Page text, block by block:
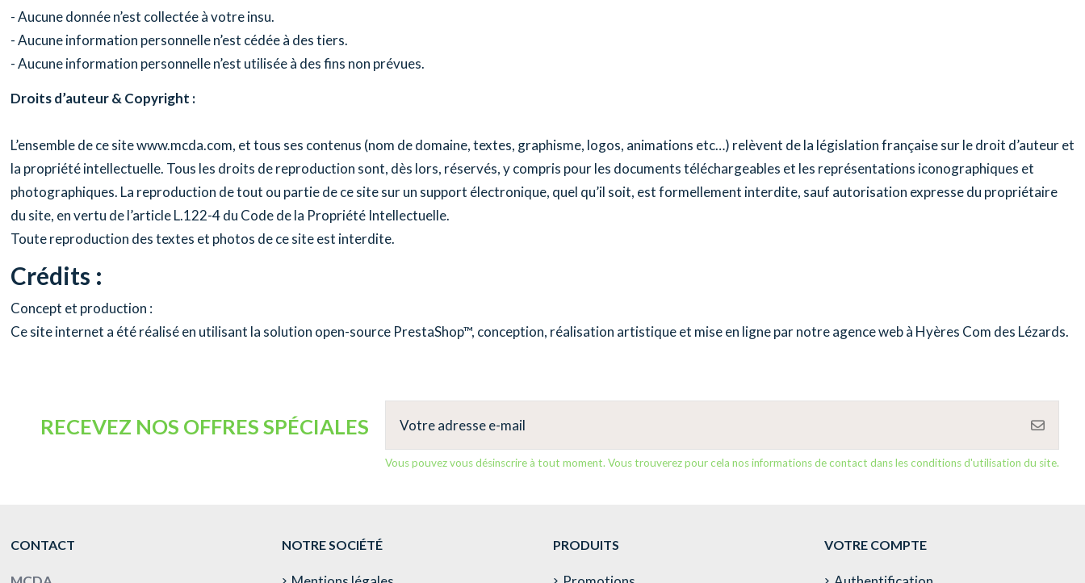
- Aucune donnée n’est collectée à votre insu.
- Aucune information personnelle n’est cédée à des tiers.
- Aucune information personnelle n’est utilisée à des fins non prévues.
Droits d’auteur & Copyright :
L’ensemble de ce sitewww.mcda.com, et tous ses contenus (nom de domaine, textes, graphisme, logos, animations etc…) relèvent de la législation française sur le droit d’auteur et
la propriété intellectuelle. Tous les droits de reproduction sont, dès lors, réservés, y compris pour les documents téléchargeables et les représentations iconographiques et
photographiques. La reproduction de tout ou partie de ce site sur un support électronique, quel qu’il soit, est formellement interdite, sauf autorisation expresse du propriétaire
du site, en vertu de l’article L.122-4 du Code de la Propriété Intellectuelle.
Toute reproduction des textes et photos de ce site est interdite.
Crédits :
Concept et production :
Ce site internet a été réalisé en utilisant la solution open-source PrestaShop™, conception, réalisation artistique et mise en ligne par notreagence web à Hyères Com des Lézards.
RECEVEZ NOS OFFRES SPÉCIALES
Vous pouvez vous désinscrire à tout moment. Vous trouverez pour cela nos informations de contact dans les conditions d'utilisation du site.
CONTACT NOTRE SOCIÉTÉ PRODUITS VOTRE COMPTE